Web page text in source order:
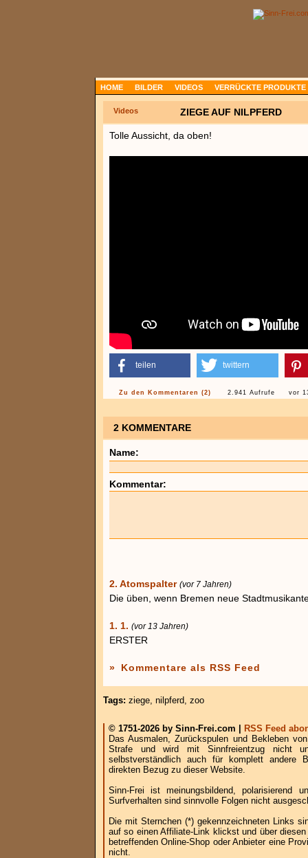
HOME BILDER VIDEOS VERRÜCKTE PRODUKTE
Videos ZIEGE AUF NILPFERD
Tolle Aussicht, da oben!
teilen twittern
Zu den Kommentaren (2) 2.941 Aufrufe vor
2 KOMMENTARE
Name:
Kommentar:
2. Atomspalter (vor 7 Jahren)
Die üben, wenn Bremen neue
1. 1. (vor 13 Jahren)
ERSTER
» Kommentare als RSS Feed
Tags: ziege, nilpferd, zoo
© 1751-2026 by Sinn-Frei.com |
RSS Feed
Das Ausmalen, Zurückspulen und Bekleben
Strafe und wird mit Sinnfreientzug nicht
selbstverständlich auch für komplett andere
direkten Bezug zu dieser Website.
Sinn-Frei ist meinungsbildend, polarisierend
Surfverhalten sind sinnvolle Folgen nicht
Die mit Sternchen (*) gekennzeichneten Links
auf so einen Affiliate-Link klickst und über
betreffenden Online-Shop oder Anbieter eine
nicht.